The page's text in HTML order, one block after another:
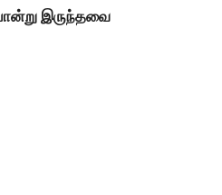
இருந்தவை